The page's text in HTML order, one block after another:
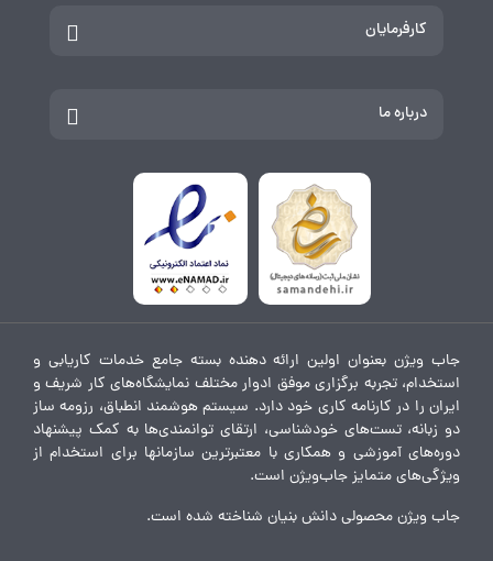
کارفرمایان
درباره ما
جاب ویژن بعنوان اولین ارائه دهنده بسته جامع خدمات کاریابی و
استخدام، تجربه برگزاری موفق ادوار مختلف نمایشگاه‌های کار شریف و
ایران را در کارنامه کاری خود دارد. سیستم هوشمند انطباق، رزومه ساز
دو زبانه، تست‌های خودشناسی، ارتقای توانمندی‌ها به کمک پیشنهاد
دوره‌های آموزشی و همکاری با معتبرترین سازمانها برای استخدام از
ویژگی‌های متمایز جاب‌ویژن است.
جاب ویژن محصولی دانش بنیان شناخته شده است.